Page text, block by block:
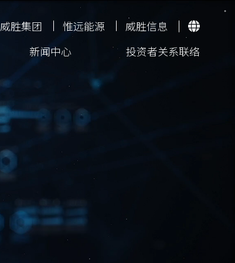
威胜集团 惟远能源
威胜信息
新闻中心 投资者关系联络